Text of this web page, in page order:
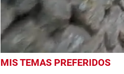
seconds
MIS TEMAS PREFERIDOS